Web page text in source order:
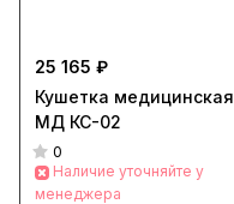
25 165 ₽
Кушетка медицинская
МД КС-02
0
Наличие уточняйте у
менеджера